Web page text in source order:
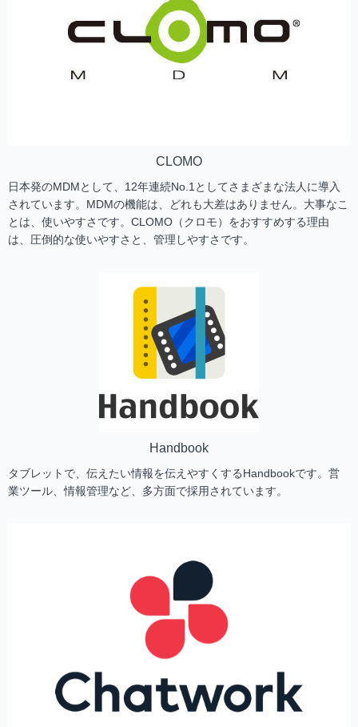
CLOMO
日本発のMDMとして、12年連続No.1としてさまざまな法人に導入
されています。MDMの機能は、どれも大差はありません。大事なこ
とは、使いやすさです。CLOMO（クロモ）をおすすめする理由
は、圧倒的な使いやすさと、管理しやすさです。
Handbook
タブレットで、伝えたい情報を伝えやすくするHandbookです。営
業ツール、情報管理など、多方面で採用されています。